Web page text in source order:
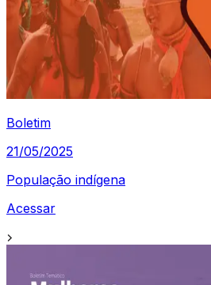
Boletim
21/05/2025
População indígena
Acessar